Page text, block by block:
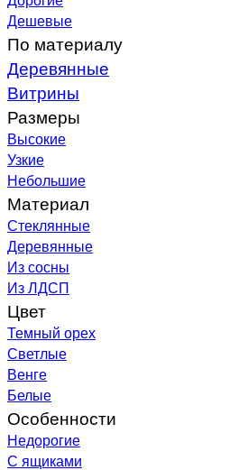
Дешевые
По материалу
Деревянные
Витрины
Размеры
Высокие
Узкие
Небольшие
Материал
Стеклянные
Деревянные
Из сосны
Из ЛДСП
Цвет
Темный орех
Светлые
Венге
Белые
Особенности
Недорогие
С ящиками